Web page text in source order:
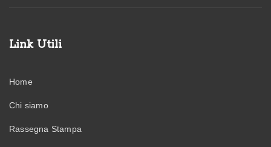
Link Utili
Home
Chi siamo
Rassegna Stampa